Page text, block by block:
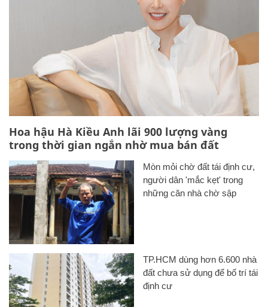
Hoa hậu Hà Kiều Anh lãi 900 lượng vàng
trong thời gian ngắn nhờ mua bán đất
Mòn mỏi chờ đất tái định cư,
người dân 'mắc kẹt' trong
những căn nhà chờ sập
TP.HCM dùng hơn 6.600 nhà
đất chưa sử dụng để bố trí tái
định cư